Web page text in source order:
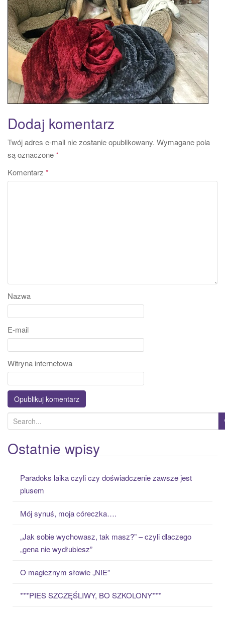
Dodaj komentarz
Twój adres e-mail nie zostanie opublikowany. Wymagane pola
są oznaczone*
Komentarz *
Nazwa
E-mail
Witryna internetowa
e
a
r
Ostatnie wpisy
Paradoks laika czyli czy doświadczenie zawsze jest
plusem
Mój synuś, moja córeczka….
„Jak sobie wychowasz, tak masz?” – czyli dlaczego
„gena nie wydłubiesz”
O magicznym słowie „NIE”
***PIES SZCZĘŚLIWY, BO SZKOLONY***